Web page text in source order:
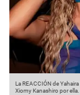
La REACCIÓN de
Xiomy Kanashiro por ella.